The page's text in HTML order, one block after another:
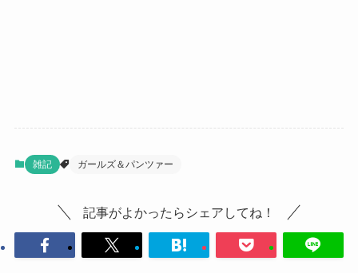
雑記 ガールズ＆パンツァー
記事がよかったらシェアしてね！